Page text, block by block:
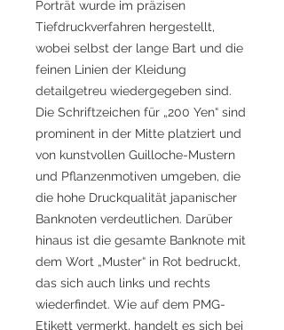
Porträt wurde im präzisen
Tiefdruckverfahren hergestellt,
wobei selbst der lange Bart und die
feinen Linien der Kleidung
detailgetreu wiedergegeben sind.
Die Schriftzeichen für „200 Yen“ sind
prominent in der Mitte platziert und
von kunstvollen Guilloche-Mustern
und Pflanzenmotiven umgeben, die
die hohe Druckqualität japanischer
Banknoten verdeutlichen. Darüber
hinaus ist die gesamte Banknote mit
dem Wort „Muster“ in Rot bedruckt,
das sich auch links und rechts
wiederfindet. Wie auf dem PMG-
Etikett vermerkt, handelt es sich bei